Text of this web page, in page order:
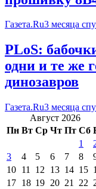
Газета.Ru3 месяца
PLoS:
одни и те же
динозавров
Газета.Ru3 месяца
Август 2026
Пн Вт Ср Чт Пт Сб
1
3
4 5 6 7 8
10 11 12 13 14 15
17 18 19 20 21 22